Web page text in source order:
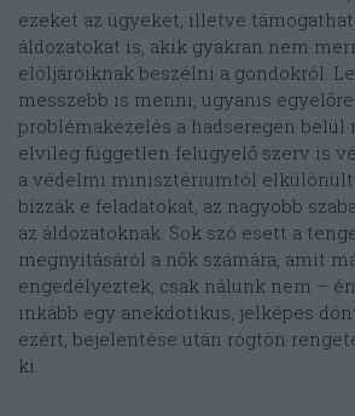
ezeket az ügyeket, illetve
áldozatokat is, akik gyakran nem
elöljáróiknak beszélni a gondokról.
messzebb is menni, ugyanis
problémakezelés a hadseregen belül
elvileg független felügyelő szerv is
a védelmi minisztériumtól elkülönült
bízzák e feladatokat, az nagyobb
az áldozatoknak. Sok szó esett a
megnyitásáról a nők számára, amit
engedélyeztek, csak nálunk nem –
inkább egy anekdotikus, jelképes
ezért, bejelentése után rögtön
ki.